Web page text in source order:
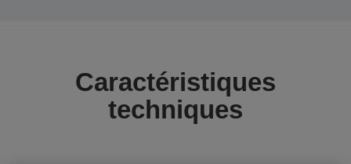
Caractéristiques
techniques